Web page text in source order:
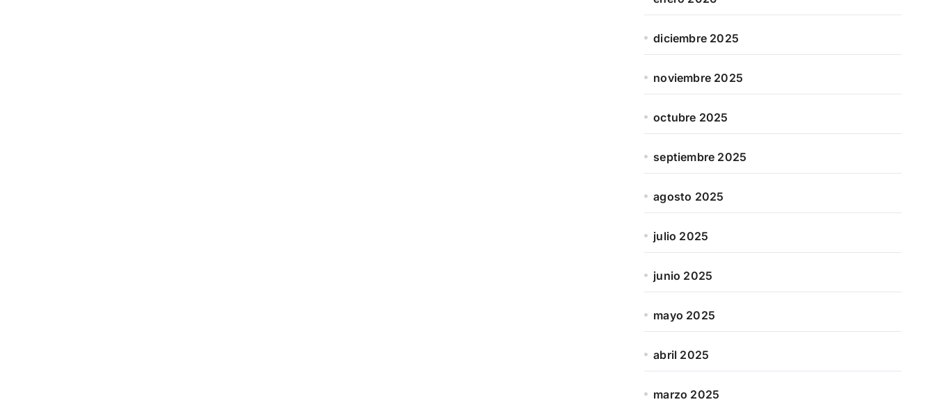
diciembre 2025
noviembre 2025
octubre 2025
septiembre 2025
agosto 2025
julio 2025
junio 2025
mayo 2025
abril 2025
marzo 2025